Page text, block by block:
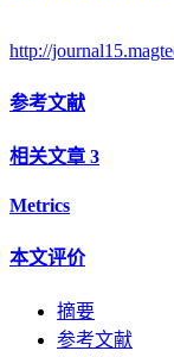
http://
参考文献
相关文章 3
Metrics
本文评价
摘要
参考文献